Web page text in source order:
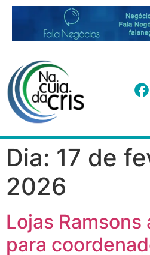
Dia: 17 de
2026
Lojas Ramsons
para